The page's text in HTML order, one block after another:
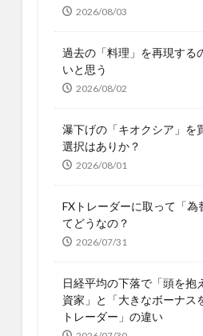
2026/08/03
過去の「料理」を再現する
いと思う
2026/08/02
瀑下げの「キオクシア」を
選択はありか？
2026/08/01
FXトレーダーに取って「為
てどうなの？
2026/07/31
日経平均の下落で「頭を抱
資家」と「大きなボーナス
トレーダー」の違い